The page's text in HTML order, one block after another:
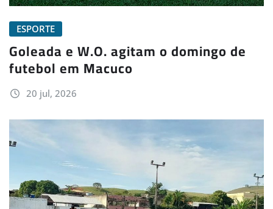
ESPORTE
Goleada e W.O. agitam o domingo de
futebol em Macuco
20 jul, 2026